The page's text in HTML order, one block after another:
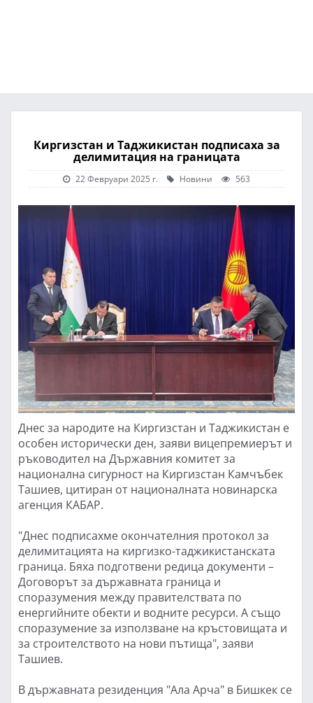
Киргизстан и Таджикистан подписаха за
делимитация на границата
22 Февруари 2025 г. Новини 563
Днес за народите на Киргизстан и Таджикистан е
особен исторически ден, заяви вицепремиерът и
ръководител на Държавния комитет за
национална сигурност на Киргизстан Камчъбек
Ташиев, цитиран от националната новинарска
агенция КАБАР.
"Днес подписахме окончателния протокол за
делимитацията на киргизко-таджикистанската
граница. Бяха подготвени редица документи –
Договорът за държавната граница и
споразумения между правителствата по
енергийните обекти и водните ресурси. А също
споразумение за използване на кръстовищата и
за строителството на нови пътища", заяви
Ташиев.
В държавната резиденция "Ала Арча" в Бишкек се